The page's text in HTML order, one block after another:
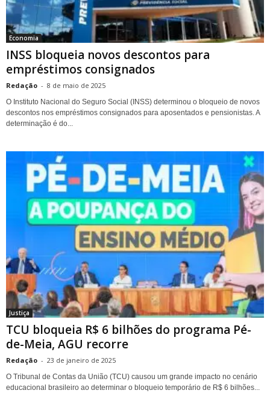
Economia
INSS bloqueia novos descontos para
empréstimos consignados
Redação - 8 de maio de 2025
O Instituto Nacional do Seguro Social (INSS) determinou o bloqueio de novos
descontos nos empréstimos consignados para aposentados e pensionistas. A
determinação é do...
Justiça
TCU bloqueia R$ 6 bilhões do programa Pé-
de-Meia, AGU recorre
Redação - 23 de janeiro de 2025
O Tribunal de Contas da União (TCU) causou um grande impacto no cenário
educacional brasileiro ao determinar o bloqueio temporário de R$ 6 bilhões...